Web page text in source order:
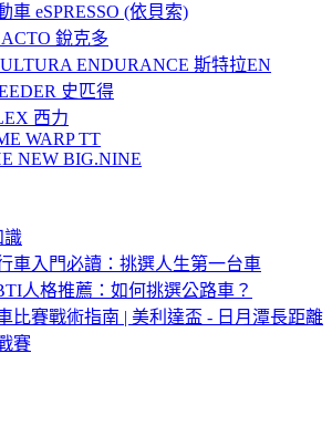
車 eSPRESSO (依貝索)
銳克多
ENDURANCE 斯特拉EN
史匹得
西力
WARP TT
NEW BIG.NINE
識
車入門必讀：挑選人生第一台車
人格推薦：如何挑選公路車？
比賽戰術指南 | 美利達盃 - 日月潭長距離
賽